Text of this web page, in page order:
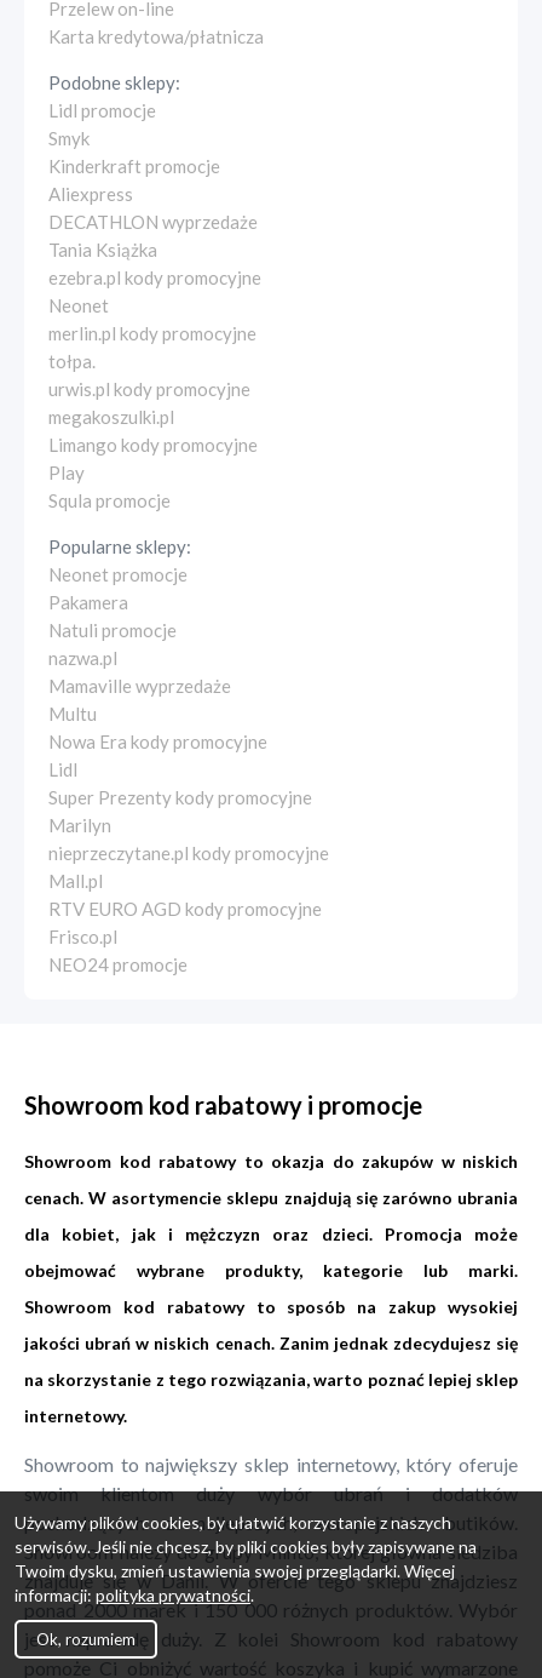
Przelew on-line
Karta kredytowa/płatnicza
Podobne sklepy:
Lidl promocje
Smyk
Kinderkraft promocje
Aliexpress
DECATHLON wyprzedaże
Tania Książka
ezebra.pl kody promocyjne
Neonet
merlin.pl kody promocyjne
tołpa.
urwis.pl kody promocyjne
megakoszulki.pl
Limango kody promocyjne
Play
Squla promocje
Popularne sklepy:
Neonet promocje
Pakamera
Natuli promocje
nazwa.pl
Mamaville wyprzedaże
Multu
Nowa Era kody promocyjne
Lidl
Super Prezenty kody promocyjne
Marilyn
nieprzeczytane.pl kody promocyjne
Mall.pl
RTV EURO AGD kody promocyjne
Frisco.pl
NEO24 promocje
Showroom kod rabatowy i promocje
Showroom kod rabatowy to okazja do zakupów w niskich
cenach. W asortymencie sklepu znajdują się zarówno ubrania
dla kobiet, jak i mężczyzn oraz dzieci. Promocja może
obejmować wybrane produkty, kategorie lub marki.
Showroom kod rabatowy to sposób na zakup wysokiej
jakości ubrań w niskich cenach. Zanim jednak zdecydujesz się
na skorzystanie z tego rozwiązania, warto poznać lepiej sklep
internetowy.
Showroom to największy sklep internetowy, który oferuje
swoim klientom duży wybór ubrań i dodatków
pochodzących z najlepszych, europejskich butików.
Showroom należy do grupy Miinto, której główna siedziba
znajduje się w Danii. W ofercie tego sklepu znajdziesz
ponad 2000 marek i 150 000 różnych produktów. Wybór
jest naprawdę duży. Z kolei Showroom kod rabatowy
pomoże Ci obniżyć wartość koszyka i kupić wymarzone
Używamy plików cookies, by ułatwić korzystanie z naszych
serwisów. Jeśli nie chcesz, by pliki cookies były zapisywane na
Twoim dysku, zmień ustawienia swojej przeglądarki. Więcej
informacji: polityka prywatności.
Ok, rozumiem